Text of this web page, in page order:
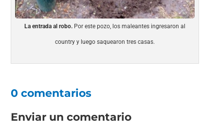
La entrada al robo. Por este pozo, los maleantes ingresaron al
country y luego saquearon tres casas.
0 comentarios
Enviar un comentario